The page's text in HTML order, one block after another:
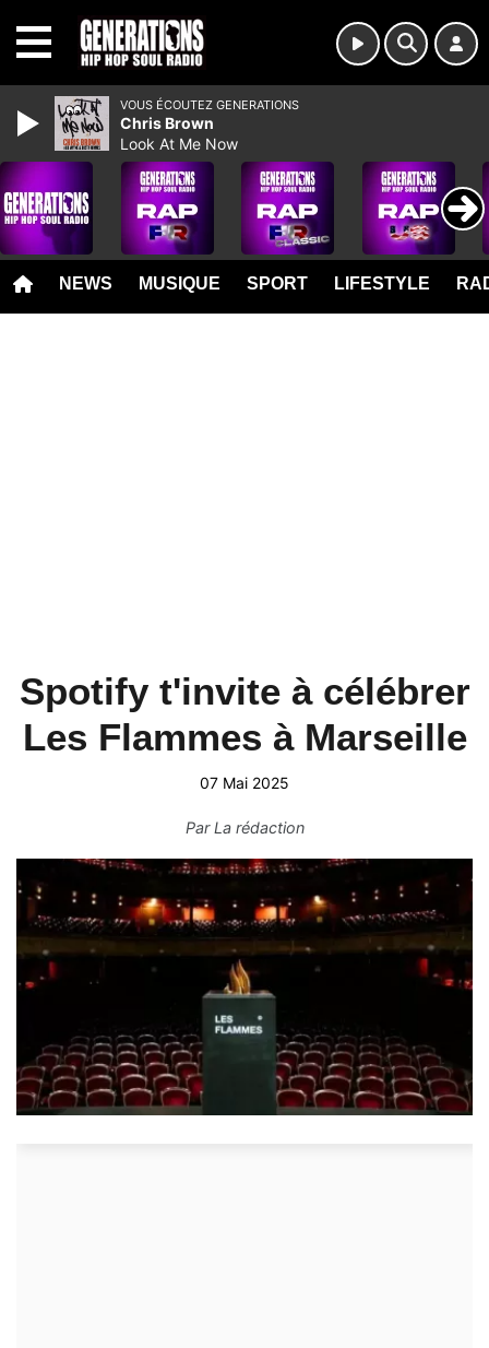
NEWS MUSIQUE SPORT LIFESTYLE
Spotify t'invite à célébrer
Les Flammes à Marseille
07 Mai 2025
ParLa rédaction
VOUS ÉCOUTEZ GENERATIONS
Chris Brown
Look At Me Now